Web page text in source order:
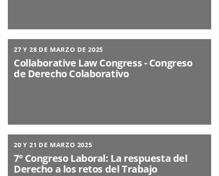
27 Y 28 DE MARZO DE 2025
Collaborative Law Congress - Congreso
de Derecho Colaborativo
20 Y 21 DE MARZO 2025
7º Congreso Laboral: La respuesta del
Derecho a los retos del Trabajo